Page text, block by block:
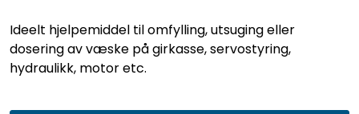
Ideelt hjelpemiddel til omfylling, utsuging eller
dosering av væske på girkasse, servostyring,
hydraulikk, motor etc.